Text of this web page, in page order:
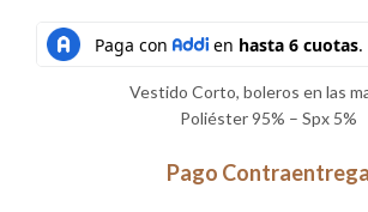
precio
original
era:
Vestido Corto, boleros en las
Poliéster 95% – Spx 5%
Pago Contraentrega